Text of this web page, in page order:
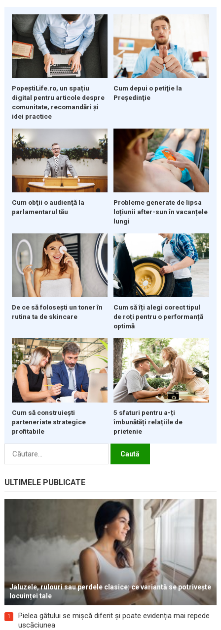
PopeștiLife.ro, un spațiu
digital pentru articole despre
comunitate, recomandări și
idei practice
Cum depui o petiţie la
Preşedinţie
Cum obţii o audienţă la
parlamentarul tău
Probleme generate de lipsa
loțiunii after-sun în vacanțele
lungi
De ce să folosești un toner în
rutina ta de skincare
Cum să îți alegi corect tipul
de roți pentru o performanță
optimă
Cum să construiești
parteneriate strategice
profitabile
5 sfaturi pentru a-ți
îmbunătăți relațiile de
prietenie
Caută
ULTIMELE PUBLICATE
Jaluzele, rulouri sau perdele clasice: ce variantă se potrivește
locuinței tale
1
Pielea gâtului se mișcă diferit și poate evidenția mai repede
uscăciunea